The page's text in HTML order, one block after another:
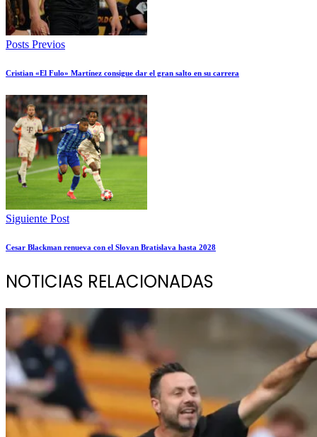
Posts Previos
Cristian «El Fulo» Martínez consigue dar el gran salto en su carrera
Siguiente Post
Cesar Blackman renueva con el Slovan Bratislava hasta 2028
NOTICIAS RELACIONADAS